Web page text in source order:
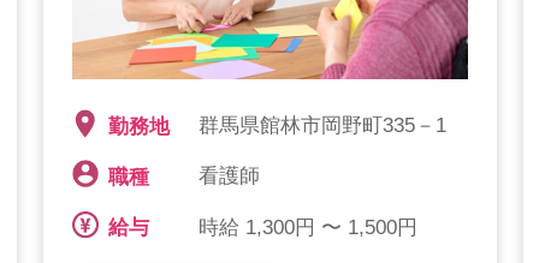
勤務地 群馬県館林市岡野町335－1
職種 看護師
給与 時給 1,300円 〜 1,500円